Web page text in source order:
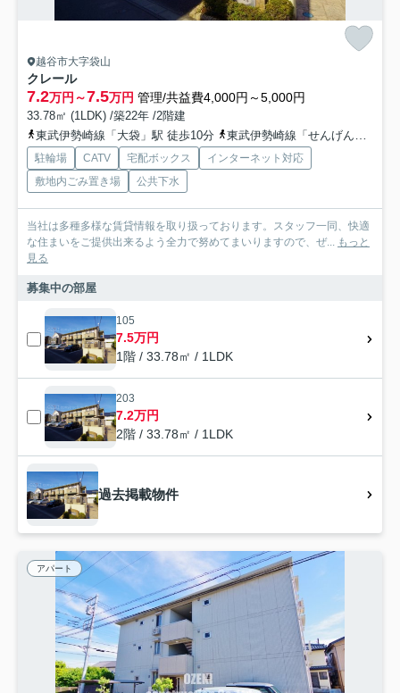
越谷市大字袋山
クレール
7.2万円～7.5万円 管理/共益費4,000円～5,000円
33.78㎡ (1LDK) /築22年 /2階建
東武伊勢崎線「大袋」駅 徒歩10分
東武伊勢崎線「せんげん台」駅 徒歩24分
駐輪場 CATV 宅配ボックス
インターネット対応
敷地内ごみ置き場
公共下水
当社は多種多様な賃貸情報を取り扱っております。スタッフ一同、快適
な住まいをご提供出来るよう全力で努めてまいりますので、ぜ... もっと
見る
募集中の部屋
105
7.5万円
1階 / 33.78㎡ / 1LDK
203
7.2万円
2階 / 33.78㎡ / 1LDK
過去掲載物件
アパート